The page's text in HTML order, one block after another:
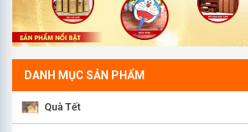
DANH MỤC SẢN PHẨM
Quà Tết